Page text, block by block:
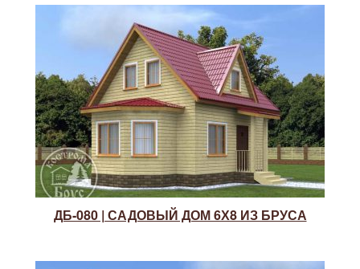
ДБ-080 | САДОВЫЙ ДОМ 6Х8 ИЗ БРУСА